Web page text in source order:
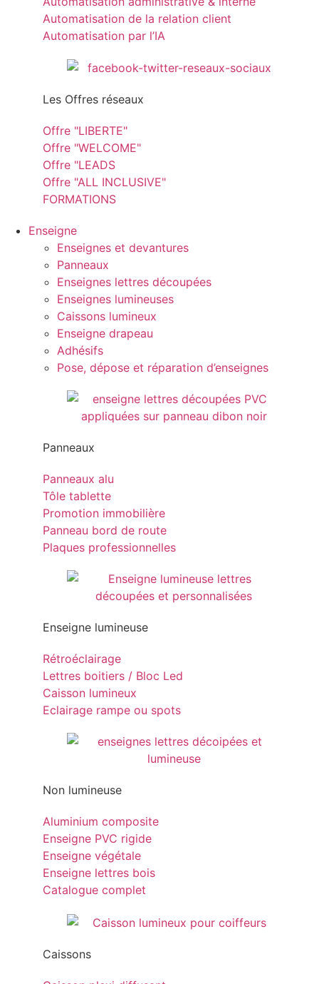
Automatisation de la relation client
Automatisation par l’IA
Les Offres réseaux
Offre "LIBERTE"
Offre "WELCOME"
Offre "LEADS
Offre "ALL INCLUSIVE"
FORMATIONS
Enseigne
Enseignes et devantures
Panneaux
Enseignes lettres découpées
Enseignes lumineuses
Caissons lumineux
Enseigne drapeau
Adhésifs
Pose, dépose et réparation d’enseignes
Panneaux
Panneaux alu
Tôle tablette
Promotion immobilière
Panneau bord de route
Plaques professionnelles
Enseigne lumineuse
Rétroéclairage
Lettres boitiers / Bloc Led
Caisson lumineux
Eclairage rampe ou spots
Non lumineuse
Aluminium composite
Enseigne PVC rigide
Enseigne végétale
Enseigne lettres bois
Catalogue complet
Caissons